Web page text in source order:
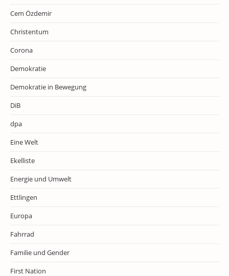
Cem Özdemir
Christentum
Corona
Demokratie
Demokratie in Bewegung
DiB
dpa
Eine Welt
Ekelliste
Energie und Umwelt
Ettlingen
Europa
Fahrrad
Familie und Gender
First Nation